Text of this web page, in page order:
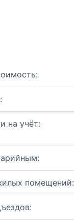
на учёт:
помещений: